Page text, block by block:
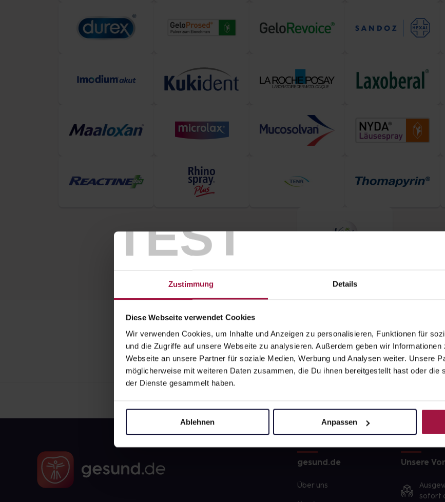
TEST
Zustimmung Details
Diese Webseite verwendet Cookies
Wir verwenden Cookies, um Inhalte und Anzeigen zu personalisieren, Funktionen für
und die Zugriffe auf unsere Webseite zu analysieren. Außerdem geben wir
Webseite an unsere Partner für soziale Medien, Werbung und Analysen weiter. Unsere
möglicherweise mit weiteren Daten zusammen, die Du ihnen bereitgestellt hast oder die
der Dienste gesammelt haben.
Ablehnen Anpassen
gesund.de
Über uns
Unsere
sofort